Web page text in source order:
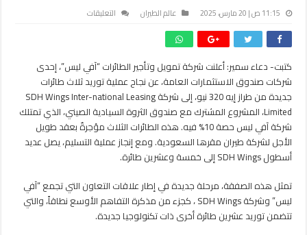
11:15 ص | 20 مارس، 2025 عالم الطيران التعليقات
عن
تسليم
3
طائرات
إيرباص
من
طراز
نيو
إلى
كتبت- دعاء سمير: أعلنت شركة تمويل وتأجير الطائرات “آفي ليس”، إحدى
شركات صندوق الاستثمارات العامة، عن نجاح عملية توريد ثلاث طائرات
جديدة من طراز إيه 320 نيو، إلى شركة SDH Wings Inter-national Leasing
Limited، المشروع المشترك مع صندوق الثروة السيادية الصيني، الذي تمتلك
شركة آفي ليس حصة 10% فيه. هذه الطائرات الثلاث مؤجرةٌ بعقد طويل
الأجل لشركة طيران مقرها السعودية. ومع إنجاز عملية التسليم، يصل عديد
أسطول SDH Wings إلى خمسة وعشرين طائرة.
تمثل هذه الصفقة، مرحلة جديدة في إطار علاقات التعاون التي تجمع “آفي
ليس” وشركة SDH Wings ، كجزء من مذكرة التفاهم الأوسع نطاقاً، والتي
تتضمن توريد عشرين طائرة أخرى ذات تكنولوجيا جديدة.